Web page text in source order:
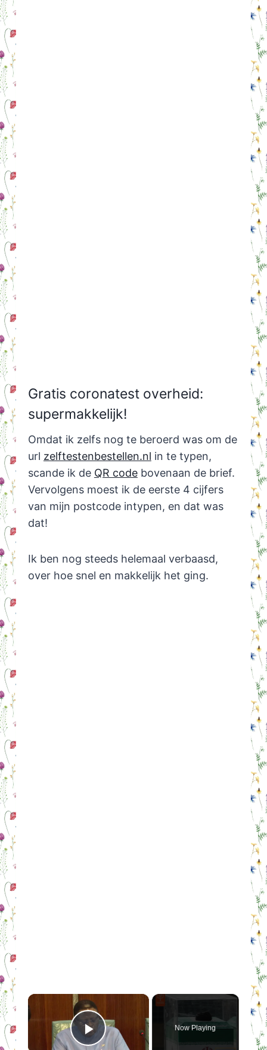
Gratis coronatest overheid:
supermakkelijk!
Omdat ik zelfs nog te beroerd was om de
url zelftestenbestellen.nl in te typen,
scande ik de QR codebovenaan de brief.
Vervolgens moest ik de eerste 4 cijfers
van mijn postcode intypen, en dat was
dat!
Ik ben nog steeds helemaal verbaasd,
over hoe snel en makkelijk het ging.
×
Play Video
Now Playing